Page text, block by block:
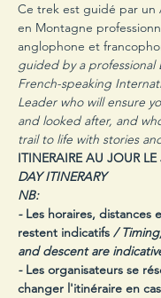
Ce trek est guidé par un
en Montagne
anglophone et
guided by a professional
French-speaking
Leader who will ensure
and looked after, and
trail to life with stories
ITINERAIRE AU JOUR
DAY ITINERARY
NB:
- Les horaires, distances
restent indicatifs /
and descent are
- Les organisateurs se
changer l'itinéraire en